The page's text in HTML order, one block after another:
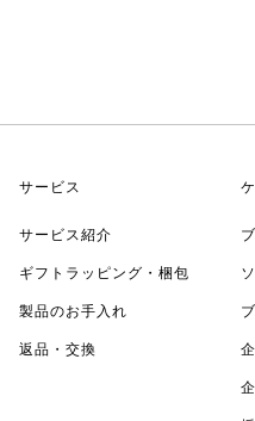
サービス
サービス紹介
ギフトラッピング・梱包
製品のお手入れ
返品・交換